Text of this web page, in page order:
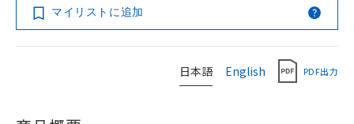
マイリストに追加
日本語 English PDF出力